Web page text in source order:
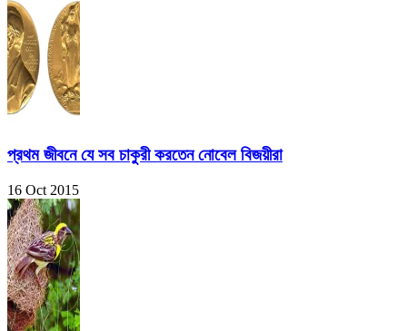
প্রথম জীবনে যে সব চাকুরী করতেন নোবেল বিজয়ীরা
16 Oct 2015